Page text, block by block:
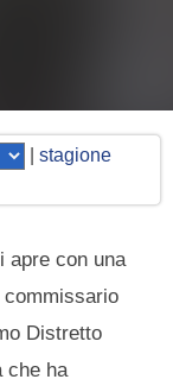
stagione
apre con una
Distretto
che ha